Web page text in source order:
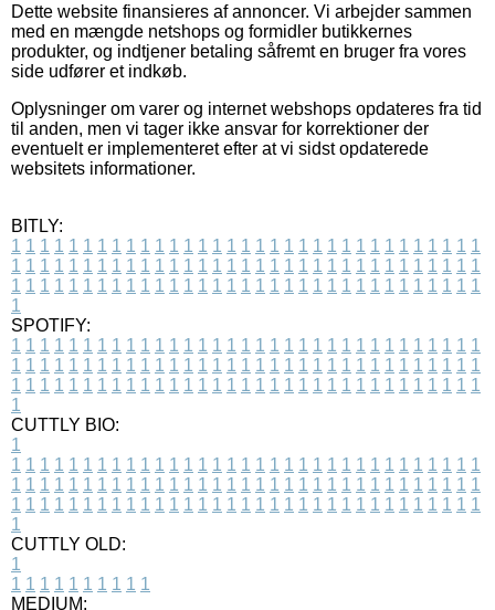
Dette website finansieres af annoncer. Vi arbejder sammen
med en mængde netshops og formidler butikkernes
produkter, og indtjener betaling såfremt en bruger fra vores
side udfører et indkøb.
Oplysninger om varer og internet webshops opdateres fra tid
til anden, men vi tager ikke ansvar for korrektioner der
eventuelt er implementeret efter at vi sidst opdaterede
websitets informationer.
BITLY:
1 1 1 1 1 1 1 1 1 1 1 1 1 1 1 1 1 1 1 1 1 1 1 1 1 1 1 1 1 1 1 1 1
1 1 1 1 1 1 1 1 1 1 1 1 1 1 1 1 1 1 1 1 1 1 1 1 1 1 1 1 1 1 1 1 1
1 1 1 1 1 1 1 1 1 1 1 1 1 1 1 1 1 1 1 1 1 1 1 1 1 1 1 1 1 1 1 1 1
1
SPOTIFY:
1 1 1 1 1 1 1 1 1 1 1 1 1 1 1 1 1 1 1 1 1 1 1 1 1 1 1 1 1 1 1 1 1
1 1 1 1 1 1 1 1 1 1 1 1 1 1 1 1 1 1 1 1 1 1 1 1 1 1 1 1 1 1 1 1 1
1 1 1 1 1 1 1 1 1 1 1 1 1 1 1 1 1 1 1 1 1 1 1 1 1 1 1 1 1 1 1 1 1
1
CUTTLY BIO:
1
1 1 1 1 1 1 1 1 1 1 1 1 1 1 1 1 1 1 1 1 1 1 1 1 1 1 1 1 1 1 1 1 1
1 1 1 1 1 1 1 1 1 1 1 1 1 1 1 1 1 1 1 1 1 1 1 1 1 1 1 1 1 1 1 1 1
1 1 1 1 1 1 1 1 1 1 1 1 1 1 1 1 1 1 1 1 1 1 1 1 1 1 1 1 1 1 1 1 1
1
CUTTLY OLD:
1
1 1 1 1 1 1 1 1 1 1
MEDIUM: